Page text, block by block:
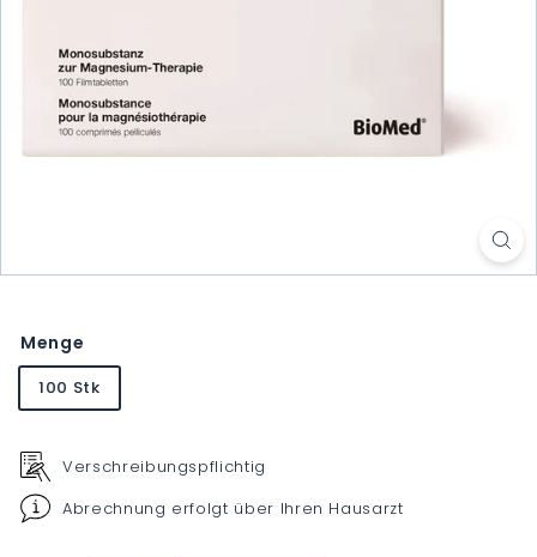
Menge
100 Stk
Verschreibungspflichtig
Abrechnung erfolgt über Ihren Hausarzt